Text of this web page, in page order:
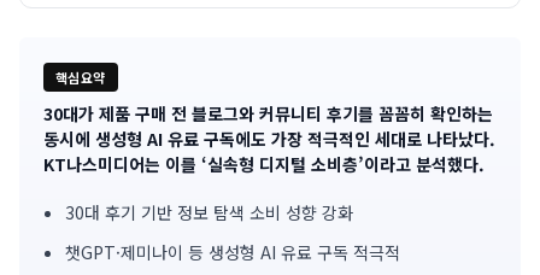
핵심요약
기
사
핵
심
30대가 제품 구매 전 블로그와 커뮤니티 후기를 꼼꼼히 확인하는
동시에 생성형 AI 유료 구독에도 가장 적극적인 세대로 나타났다.
KT나스미디어는 이를 ‘실속형 디지털 소비층’이라고 분석했다.
30대 후기 기반 정보 탐색 소비 성향 강화
챗GPT·제미나이 등 생성형 AI 유료 구독 적극적